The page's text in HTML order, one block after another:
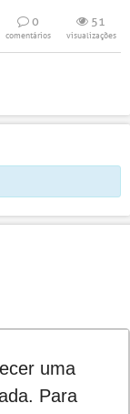
0
comentários
51
visualizações
uma
Para